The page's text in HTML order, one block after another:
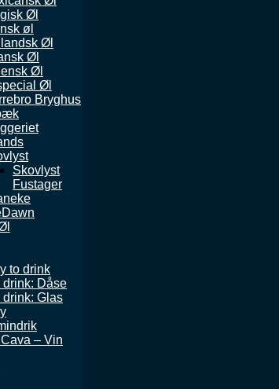
Øl
øl
Øl
Øl
Øl
Øl
Bryghus
Skovlyst
Fustager
to drink
drink: Dåse
drink: Glas
– Vin